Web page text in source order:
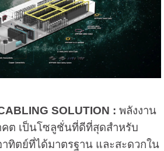
SOLUTION : พลังงาน
ต เป็นโซลูชั่นที่ดีที่สุดสำหรับ
ทิตย์ที่ได้มาตรฐาน และสะดวกใน